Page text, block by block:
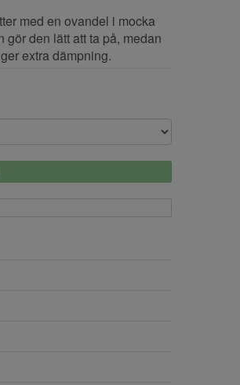
med en ovandel i mocka
den lätt att ta på, medan
extra dämpning.